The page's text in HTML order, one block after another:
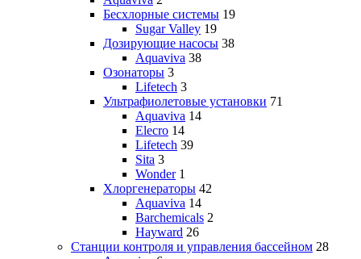
Бесхлорные системы 19
Sugar Valley 19
Дозирующие насосы 38
Aquaviva 38
Озонаторы 3
Lifetech 3
Ультрафиолетовые установки 71
Aquaviva 14
Elecro 14
Lifetech 39
Sita 3
Wonder 1
Хлоргенераторы 42
Aquaviva 14
Barchemicals 2
Hayward 26
Станции контроля и управления бассейном 28